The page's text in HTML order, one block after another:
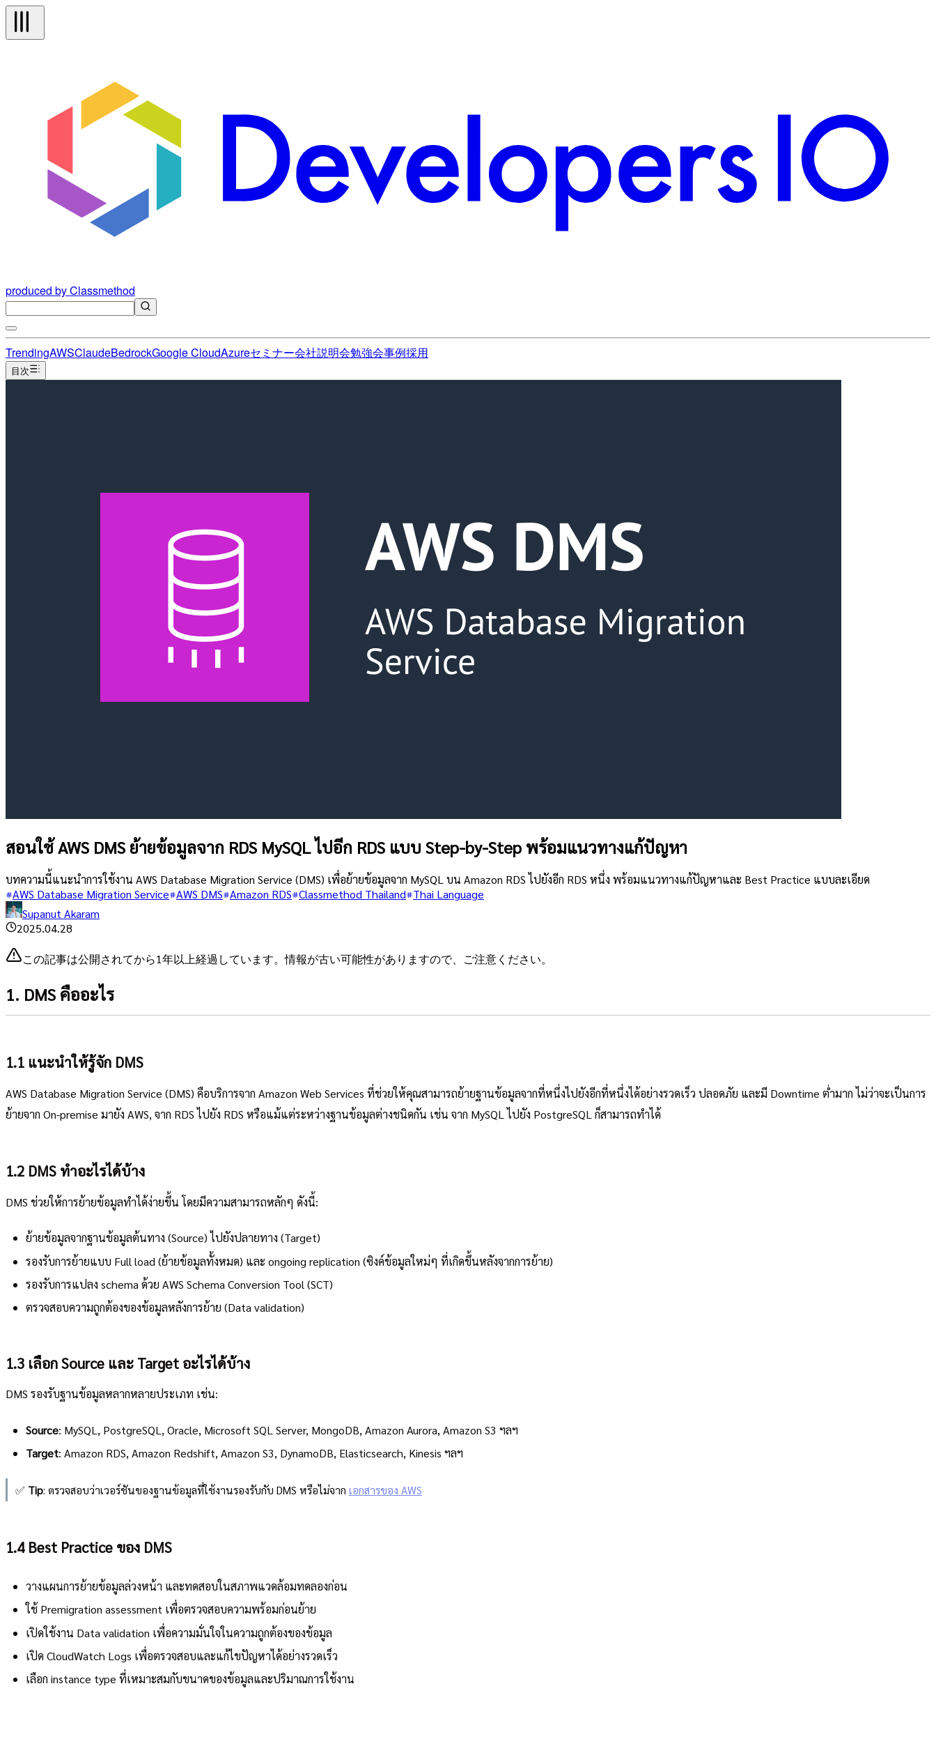
produced by Classmethod
TrendingAWSClaudeBedrockGoogle CloudAzureセミナー会社説明会勉強会事例採用
目次
สอนใช้ AWS DMS ย้ายข้อมูลจาก RDS MySQL ไปอีก RDS แบบ Step-by-Step พร้อมแนวทางแก้ปัญหา
บทความนี้แนะนำการใช้งาน AWS Database Migration Service (DMS) เพื่อย้ายข้อมูลจาก MySQL บน Amazon RDS ไปยังอีก RDS หนึ่ง พร้อมแนวทางแก้ปัญหาและ Best Practice แบบละเอียด
AWS Database Migration Service AWS DMS Amazon RDS Classmethod Thailand Thai Language
Supanut Akaram
2025.04.28
この記事は公開されてから1年以上経過しています。情報が古い可能性がありますので、ご注意ください。
1. DMS คืออะไร
1.1 แนะนำให้รู้จัก DMS
AWS Database Migration Service (DMS) คือบริการจาก Amazon Web Services ที่ช่วยให้คุณสามารถย้ายฐานข้อมูลจากที่หนึ่งไปยังอีกที่หนึ่งได้อย่างรวดเร็ว ปลอดภัย และมี Downtime ต่ำมาก ไม่ว่าจะเป็นการ
ย้ายจาก On-premise มายัง AWS, จาก RDS ไปยัง RDS หรือแม้แต่ระหว่างฐานข้อมูลต่างชนิดกัน เช่น จาก MySQL ไปยัง PostgreSQL ก็สามารถทำได้
1.2 DMS ทำอะไรได้บ้าง
DMS ช่วยให้การย้ายข้อมูลทำได้ง่ายขึ้น โดยมีความสามารถหลักๆ ดังนี้:
ย้ายข้อมูลจากฐานข้อมูลต้นทาง (Source) ไปยังปลายทาง (Target)
รองรับการย้ายแบบ Full load (ย้ายข้อมูลทั้งหมด) และ ongoing replication (ซิงค์ข้อมูลใหม่ๆ ที่เกิดขึ้นหลังจากการย้าย)
รองรับการแปลง schema ด้วย AWS Schema Conversion Tool (SCT)
ตรวจสอบความถูกต้องของข้อมูลหลังการย้าย (Data validation)
1.3 เลือก Source และ Target อะไรได้บ้าง
DMS รองรับฐานข้อมูลหลากหลายประเภท เช่น:
Source: MySQL, PostgreSQL, Oracle, Microsoft SQL Server, MongoDB, Amazon Aurora, Amazon S3 ฯลฯ
Target: Amazon RDS, Amazon Redshift, Amazon S3, DynamoDB, Elasticsearch, Kinesis ฯลฯ
✅ Tip: ตรวจสอบว่าเวอร์ชันของฐานข้อมูลที่ใช้งานรองรับกับ DMS หรือไม่จาก เอกสารของ AWS
1.4 Best Practice ของ DMS
วางแผนการย้ายข้อมูลล่วงหน้า และทดสอบในสภาพแวดล้อมทดลองก่อน
ใช้ Premigration assessment เพื่อตรวจสอบความพร้อมก่อนย้าย
เปิดใช้งาน Data validation เพื่อความมั่นใจในความถูกต้องของข้อมูล
เปิด CloudWatch Logs เพื่อตรวจสอบและแก้ไขปัญหาได้อย่างรวดเร็ว
เลือก instance type ที่เหมาะสมกับขนาดของข้อมูลและปริมาณการใช้งาน